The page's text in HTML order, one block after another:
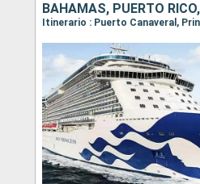
BAHAMAS, PUERTO
Itinerario : Puerto Canaveral,